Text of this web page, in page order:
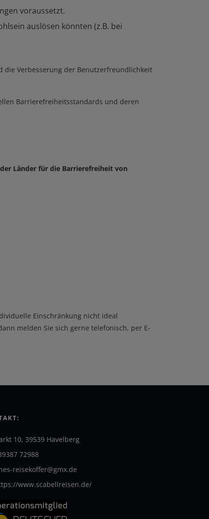
voraussetzt.
auslösen könnten (z.B. bei
die Verbesserung der Benutzerfreundlichkeit
Barrierefreiheitsstandards und deren
Länder für die Barrierefreiheit von
Einschränkung nicht ideal
melden Sie sich gerne telefonisch, per E-
10, 39539 Havelberg
72988
reisekoffer@gmx.de
www.scabellreisen.de/